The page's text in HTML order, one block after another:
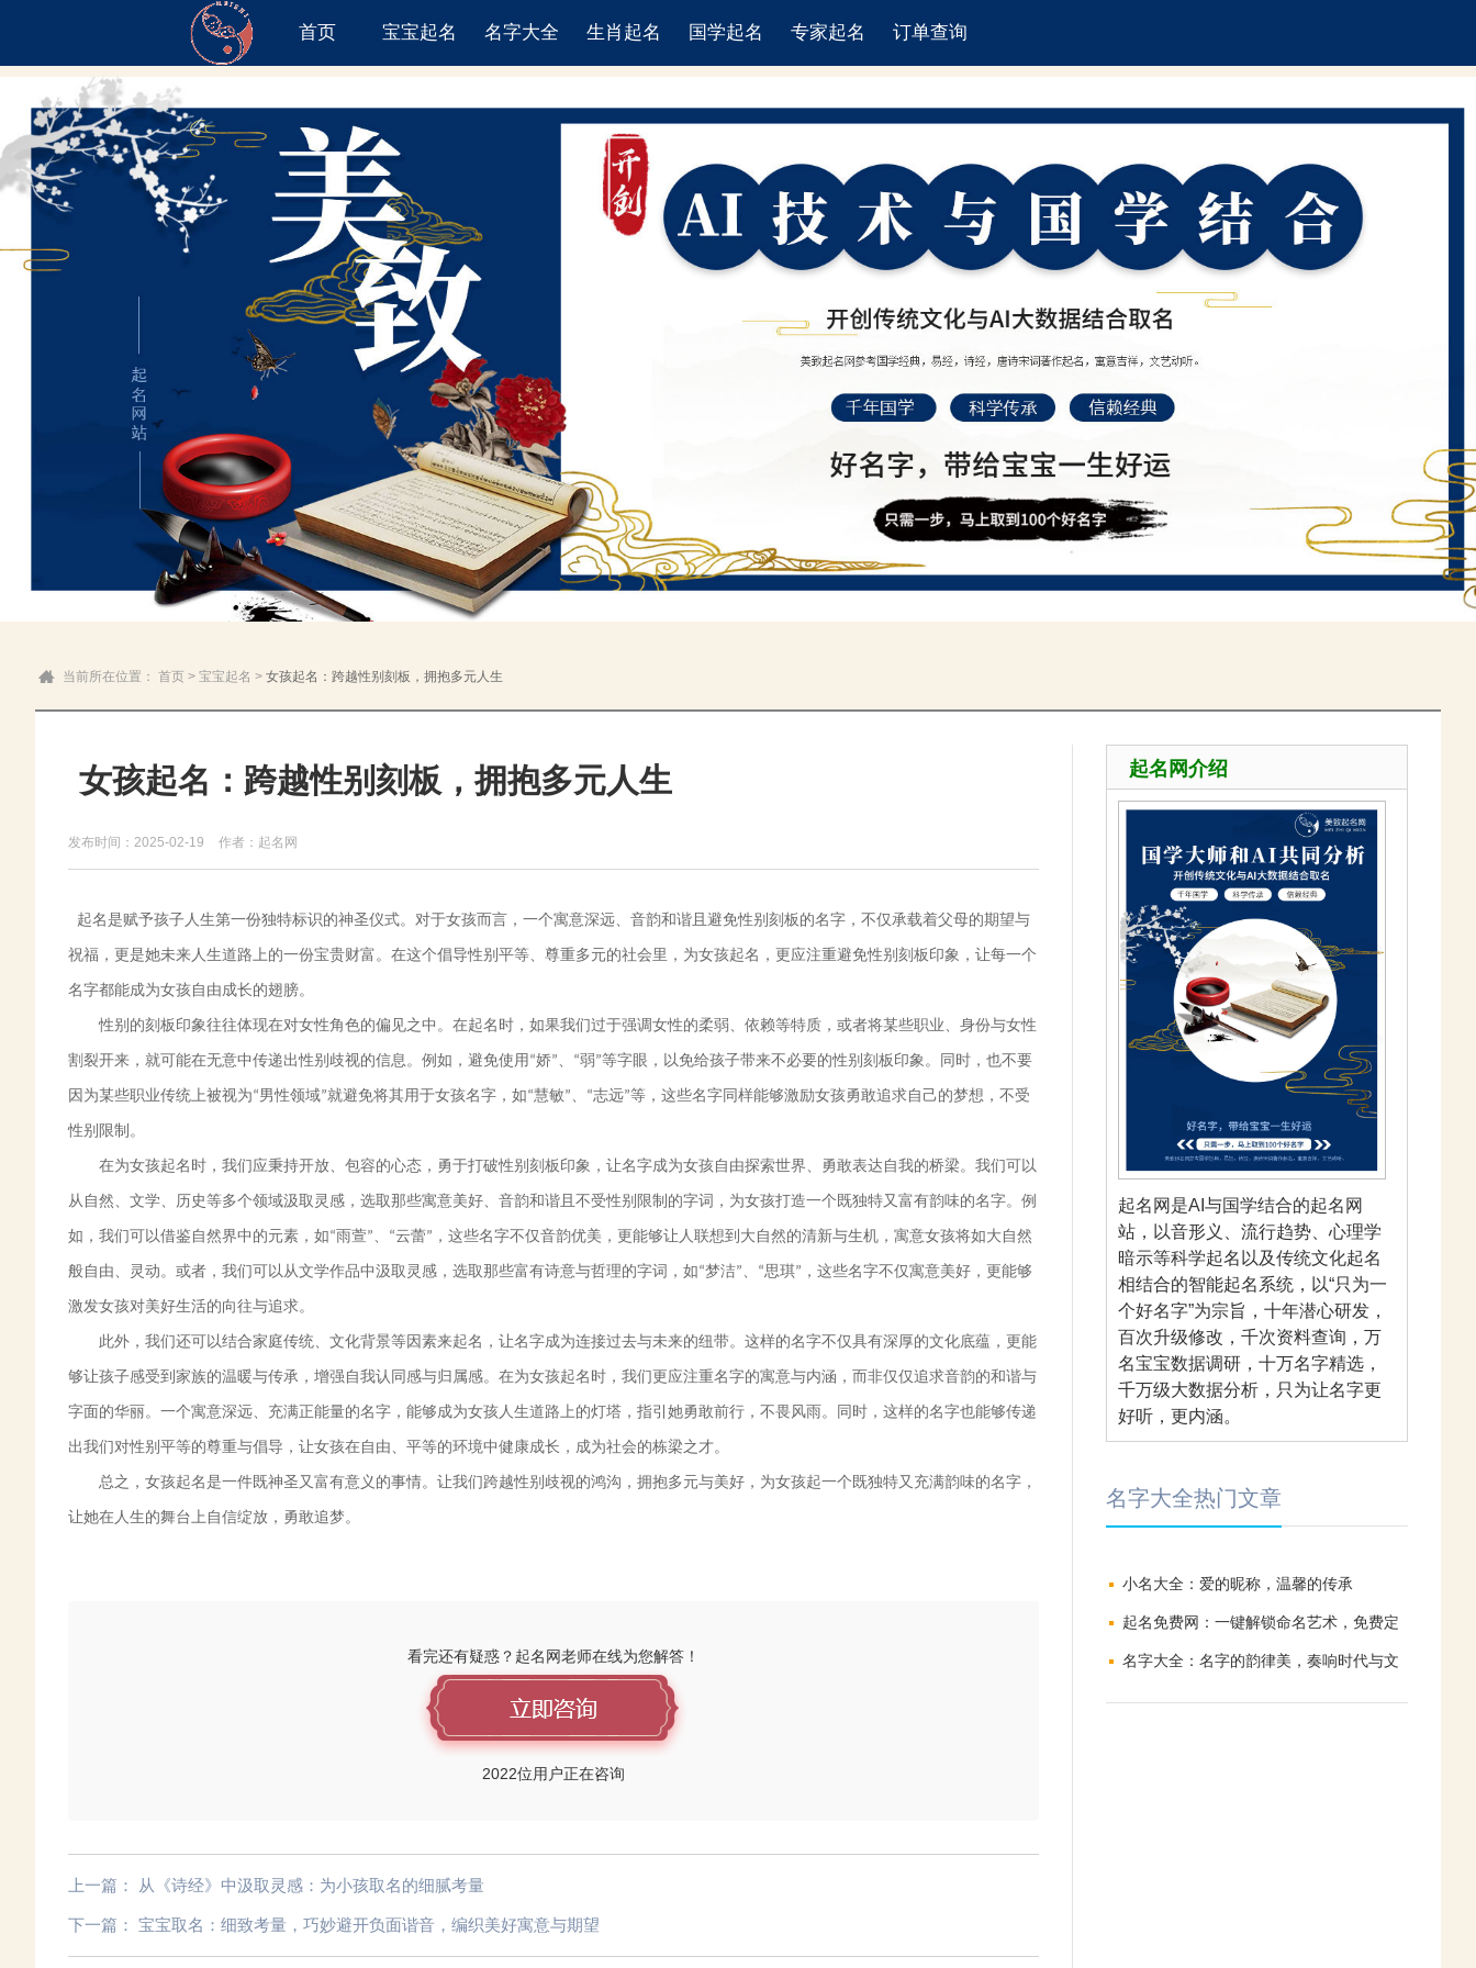
首页 宝宝起名 名字大全 生肖起名 国学起名 专家起名 订单查询
当前所在位置： 首页 > 宝宝起名 > 女孩起名：跨越性别刻板，拥抱多元人生
女孩起名：跨越性别刻板，拥抱多元人生
发布时间：2025-02-19 作者：起名网
起名是赋予孩子人生第一份独特标识的神圣仪式。对于女孩而言，一个寓意深远、音韵和谐且避免性别 刻板 的名字，不仅承载着父母的期望与
祝福，更是她未来人生道路上的一份宝贵财富。在这个倡导性别平等、尊重多元的社会里，为女孩起名，更应注重避免性别 刻板印象 ，让每一个
名字都能成为女孩自由成长的翅膀。
性别 的刻板印象往往体现在对女性角色的偏见之中。在起名时，如果我们过于强调女性的柔弱、依赖等特质，或者将某些职业、身份与女性
割裂开来，就可能在无意中传递出性别歧视的信息。例如，避免使用 “娇” “弱”等字眼，以免给孩子带来不必要的性别刻板印象 。 同时，也不要
因为某些职业传统上被视为“男性领域”就避免将其用于女孩名字，如“慧敏” “志远”等，这些名字同样能够激励女孩勇敢追求自己的梦想，不受
性别限制。
在为女孩起名时，我们应秉持开放、包容的心态，勇于打破性别刻板印象，让名字成为女孩自由探索世界、勇敢表达自我的桥梁。我们可以
从自然、文学、历史等多个领域汲取灵感，选取那些寓意美好、音韵和谐且不受性别限制的字词，为女孩打造一个既独特又富有韵味的名字。例
如，我们可以借鉴自然界中的元素，如“雨萱” “云蕾” ，这些名字不仅音韵优美，更能够让人联想到大自然的清新与生机，寓意女孩将如大自然
般自由、灵动。或者，我们可以从文学作品中汲取灵感，选取那些富有诗意与哲理的字词，如“梦洁” “思琪” ，这些名字不仅寓意美好，更能够
激发女孩对美好生活的向往与追求。
此外，我们还可以结合家庭传统、文化背景等因素来起名，让名字成为连接过去与未来的纽带。这样的名字不仅具有深厚的文化底蕴，更能
够让孩子感受到家族的温暖与传承，增强自我认同感与归属感。在为女孩起名时，我们更应注重名字的寓意与内涵，而非仅仅追求音韵的和谐与
字面的华丽。一个寓意深远、充满正能量的名字，能够成为女孩人生道路上的灯塔，指引她勇敢前行，不畏风雨。同时，这样的名字也能够传递
出我们对性别平等的尊重与倡导，让女孩在自由、平等的环境中健康成长，成为社会的栋梁之才。
总之，女孩起名是一件既神圣又富有意义的事情。让我们跨越性别歧视的鸿沟，拥抱多元与美好，为女孩起一个既独特又充满韵味的名字，
让她在人生的舞台上自信绽放，勇敢追梦。
看完还有疑惑？起名网老师在线为您解答！
2022位用户正在咨询
上一篇： 从《诗经》中汲取灵感：为小孩取名的细腻考量
下一篇： 宝宝取名：细致考量，巧妙避开负面谐音，编织美好寓意与期望
起名网介绍
起名网是AI与国学结合的起名网
站，以音形义、流行趋势、心理学
暗示等科学起名以及传统文化起名
相结合的智能起名系统，以“只为一
个好名字”为宗旨，十年潜心研发，
百次升级修改，千次资料查询，万
名宝宝数据调研，十万名字精选，
千万级大数据分析，只为让名字更
好听，更内涵。
名字大全热门文章
小名大全：爱的昵称，温馨的传承
起名免费网：一键解锁命名艺术，免费定
制专属魅力
名字大全：名字的韵律美，奏响时代与文
化的和鸣